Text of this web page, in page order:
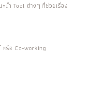
ะนำ Tool ต่างๆ ที่ช่วยเรื่อง
หรือ Co-working